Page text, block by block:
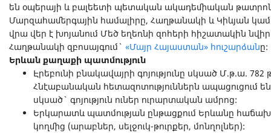
են օպերայի և բալեետի պետական ակադեմիական
Մարզահամերգային համալիրը, Հաղթանակի և Կիևյան
վրա վեր է խոյանում Մեծ եղեռնի զոհերի հիշատակին
Հաղթանակի զբոսայգում` «Մայր Հայաստան» հուշարձանը:
Երևան քաղաքի պատմություն
Էրեբունի բնակավայրի գոյությունը սկսած Մ.թ.ա.
Հնէաբանական հետազոտություններն ապացուցում
սկսած` գոյություն ուներ ուրարտական ամրոց:
Երկարատև պատմության ընթացքում Երևանը հաճախ
կողմից (արաբներ, սելջուկ-թուրքեր, մոնղոլներ):